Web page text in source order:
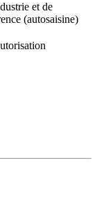
et de
(autosaisine)